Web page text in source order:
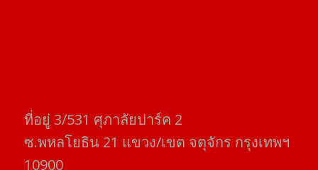
ที่อยู่​ 3/531​ ศุภาลัยปาร์ค​ 2
ซ.พหลโยธิน​ 21​ แขวง/เขต​ จตุจักร​ กรุงเทพฯ
10900